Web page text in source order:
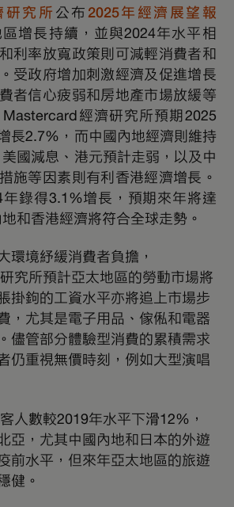
研究所 公布 2025年經濟展望報
區增長持續，並與2024年水平相
利率放寬政策則可減輕消費者和
受政府增加刺激經濟及促進增長
者信心疲弱和房地產市場放緩等
經濟研究所預期2025
長2.7%，而中國內地經濟則維持
國減息、港元預計走弱，以及中
施等因素則有利香港經濟增長。
錄得3.1%增長，預期來年將達
和香港經濟將符合全球走勢。
環境紓緩消費者負擔，
究所預計亞太地區的勞動市場將
掛鉤的工資水平亦將追上市場步
，尤其是電子用品、傢俬和電器
儘管部分體驗型消費的累積需求
仍重視無價時刻，例如大型演唱
人數較2019年水平下滑12%，
亞，尤其中國內地和日本的外遊
前水平，但來年亞太地區的旅遊
健。